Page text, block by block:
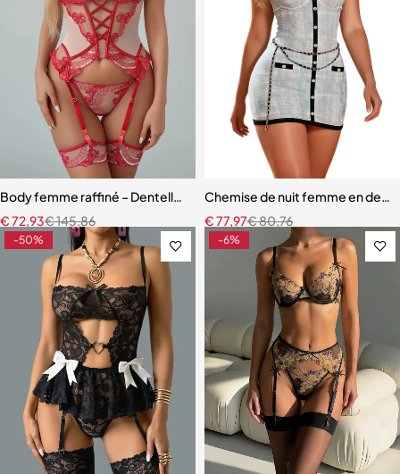
Body femme raffiné – Dentelle, découpes modernes et détails
€145,86
€72,93
Chemise de nuit femme en
€80,76
€77,97
-50% -6%